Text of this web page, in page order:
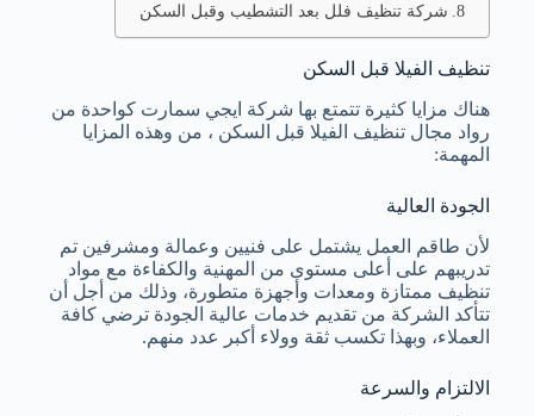
شركة تنظيف فلل بعد التشطيب وقبل السكن
تنظيف الفيلا قبل السكن
هناك مزايا كثيرة تتمتع بها شركة ايجي سمارت كواحدة من
رواد مجال تنظيف الفيلا قبل السكن ، من وهذه المزايا
المهمة:
الجودة العالية
لأن طاقم العمل يشتمل على فنيين وعمالة ومشرفين تم
تدريبهم على أعلى مستوى من المهنية والكفاءة مع مواد
تنظيف ممتازة ومعدات وأجهزة متطورة، وذلك من أجل أن
تتأكد الشركة من تقديم خدمات عالية الجودة ترضي كافة
العملاء، وبهذا تكسب ثقة وولاء أكبر عدد منهم.
الالتزام والسرعة